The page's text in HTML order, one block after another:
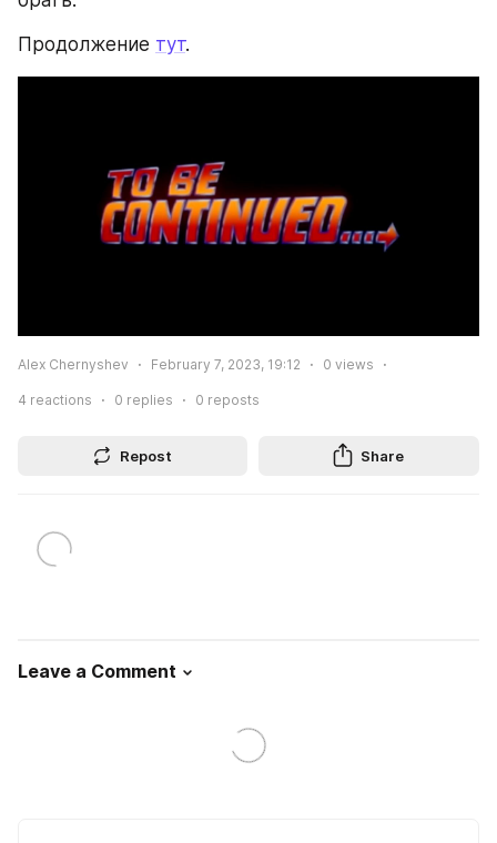
Продолжение тут.
Alex Chernyshev February 7, 2023, 19:12 0 views
4 reactions 0 replies 0 reposts
Repost Share
Leave a Comment